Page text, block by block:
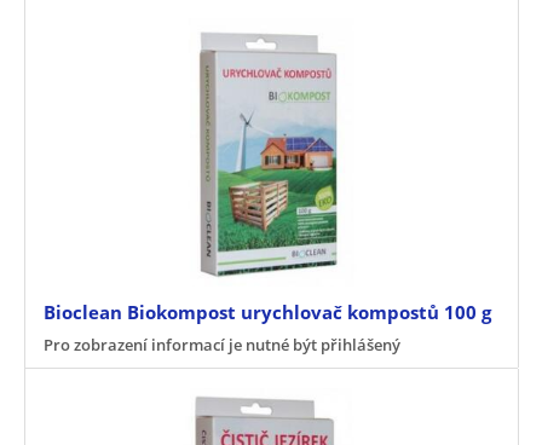
Bioclean Biokompost urychlovač kompostů 100 g
Pro zobrazení informací je nutné být přihlášený